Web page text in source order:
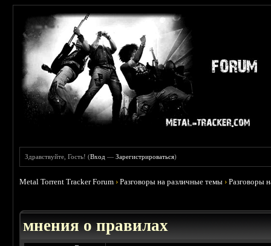
Здравствуйте, Гость! (Вход —Зарегистрироваться)
Metal Torrent Tracker Forum ›Разговоры на различные темы ›Разговоры
мнения о правилах